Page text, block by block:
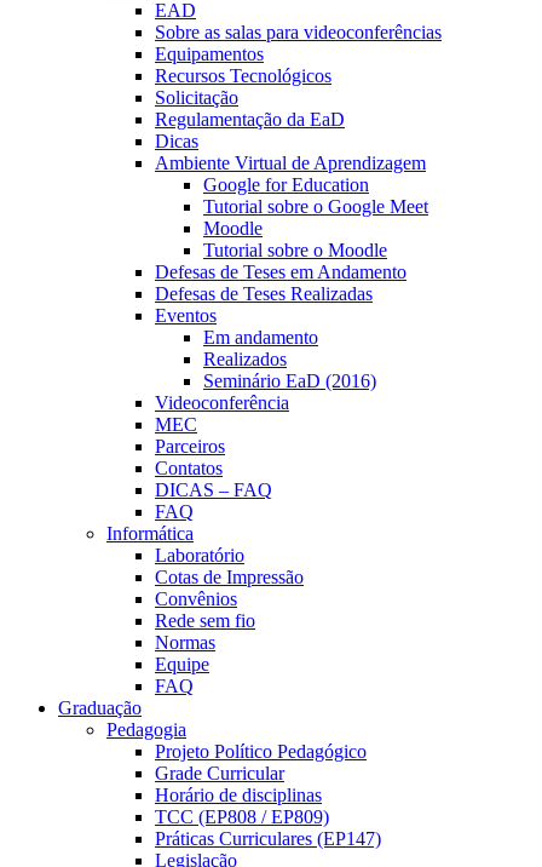
EAD
Sobre as salas para videoconferências
Equipamentos
Recursos Tecnológicos
Solicitação
Regulamentação da EaD
Dicas
Ambiente Virtual de Aprendizagem
Google for Education
Tutorial sobre o Google Meet
Moodle
Tutorial sobre o Moodle
Defesas de Teses em Andamento
Defesas de Teses Realizadas
Eventos
Em andamento
Realizados
Seminário EaD (2016)
Videoconferência
MEC
Parceiros
Contatos
DICAS – FAQ
FAQ
Informática
Laboratório
Cotas de Impressão
Convênios
Rede sem fio
Normas
Equipe
FAQ
Graduação
Pedagogia
Projeto Político Pedagógico
Grade Curricular
Horário de disciplinas
TCC (EP808 / EP809)
Práticas Curriculares (EP147)
Legislação